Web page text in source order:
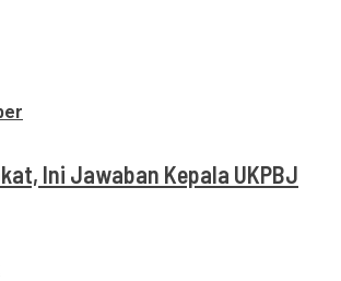
Ini Jawaban Kepala UKPBJ